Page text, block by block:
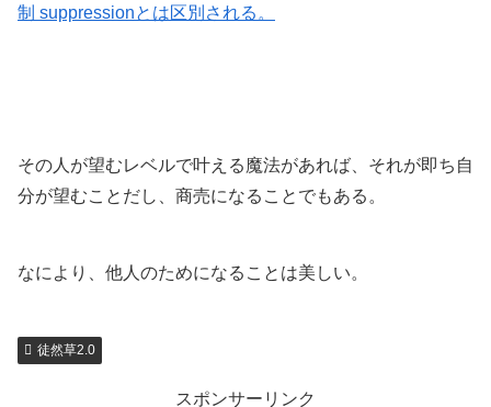
制 suppressionとは区別される。
その人が望むレベルで叶える魔法があれば、それが即ち自
分が望むことだし、商売になることでもある。
なにより、他人のためになることは美しい。
徒然草2.0
スポンサーリンク